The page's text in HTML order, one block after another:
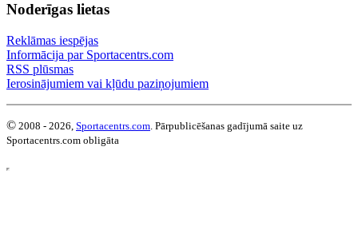
Noderīgas lietas
Reklāmas iespējas
Informācija par Sportacentrs.com
RSS plūsmas
Ierosinājumiem vai kļūdu paziņojumiem
© 2008 - 2026, Sportacentrs.com . Pārpublicēšanas gadījumā saite uz
Sportacentrs.com obligāta